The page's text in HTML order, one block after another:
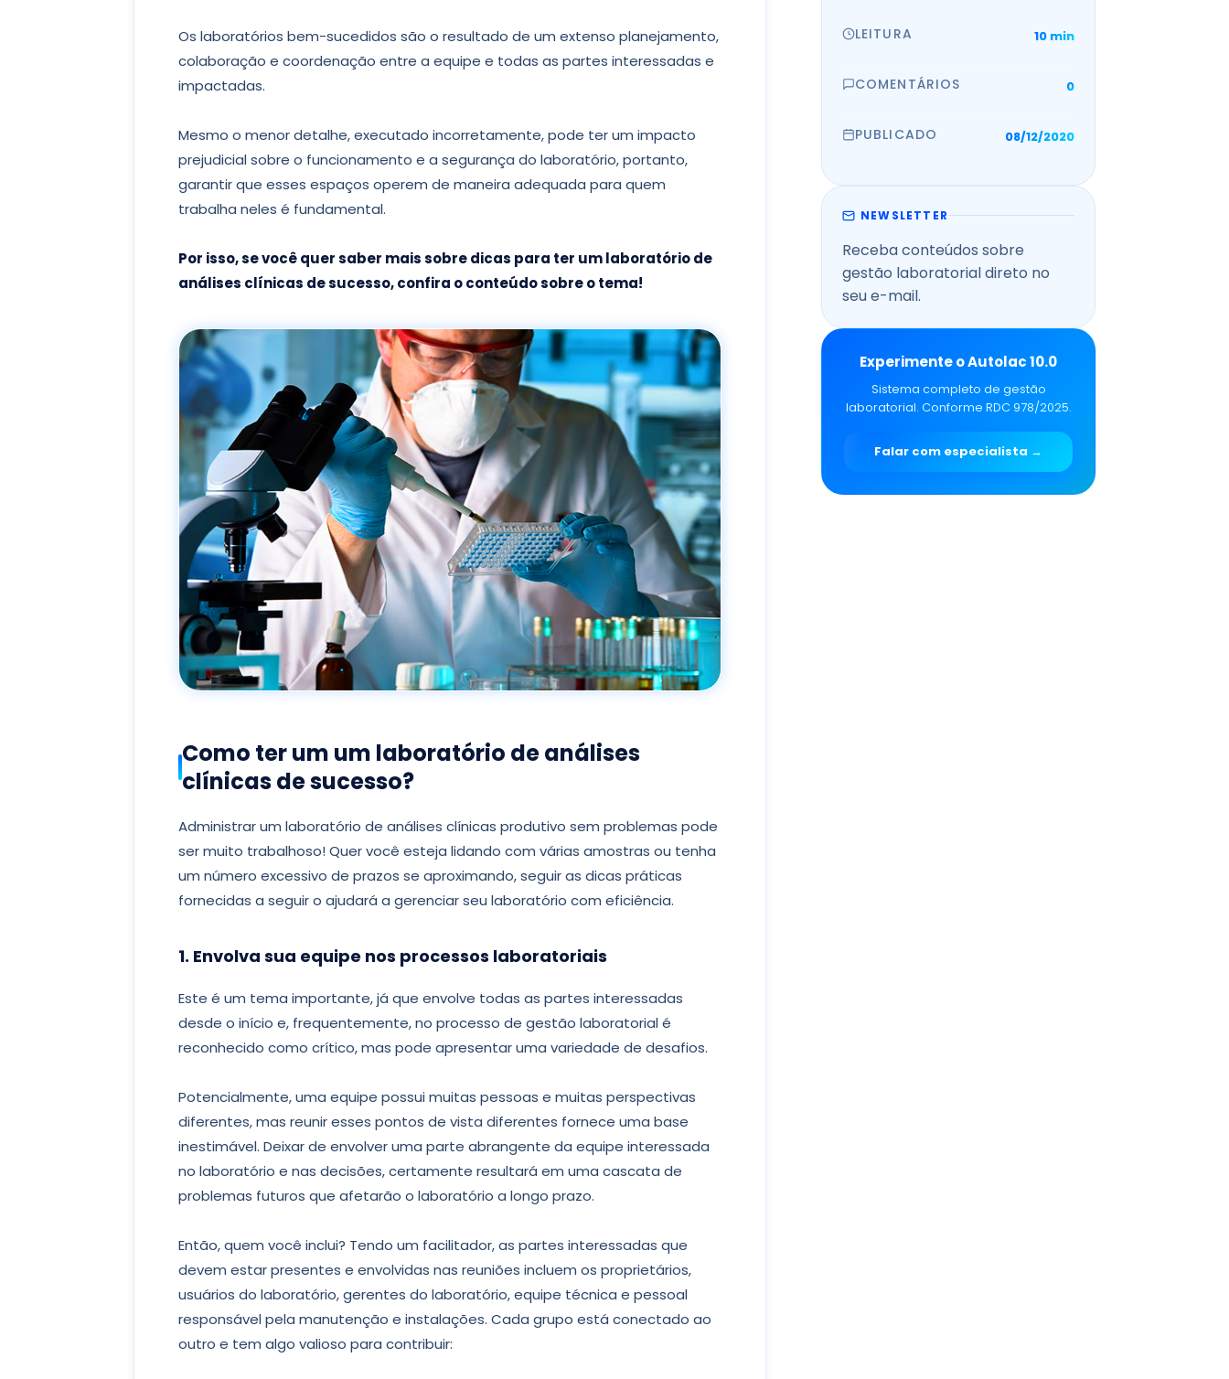
Os laboratórios bem-sucedidos são o resultado de um extenso planejamento,
colaboração e coordenação entre a equipe e todas as partes interessadas e
impactadas.
Mesmo o menor detalhe, executado incorretamente, pode ter um impacto
prejudicial sobre o funcionamento e a segurança do laboratório, portanto,
garantir que esses espaços operem de maneira adequada para quem
trabalha neles é fundamental.
Por isso, se você quer saber mais sobre dicas para ter um laboratório de
análises clínicas de sucesso, confira o conteúdo sobre o tema!
Como ter um um laboratório de análises
clínicas de sucesso?
Administrar um laboratório de análises clínicas produtivo sem problemas pode
ser muito trabalhoso! Quer você esteja lidando com várias amostras ou tenha
um número excessivo de prazos se aproximando, seguir as dicas práticas
fornecidas a seguir o ajudará a gerenciar seu laboratório com eficiência.
1. Envolva sua equipe nos processos laboratoriais
Este é um tema importante, já que envolve todas as partes interessadas
desde o início e, frequentemente, no processo de gestão laboratorial é
reconhecido como crítico, mas pode apresentar uma variedade de desafios.
Potencialmente, uma equipe possui muitas pessoas e muitas perspectivas
diferentes, mas reunir esses pontos de vista diferentes fornece uma base
inestimável. Deixar de envolver uma parte abrangente da equipe interessada
no laboratório e nas decisões, certamente resultará em uma cascata de
problemas futuros que afetarão o laboratório a longo prazo.
Então, quem você inclui? Tendo um facilitador, as partes interessadas que
devem estar presentes e envolvidas nas reuniões incluem os proprietários,
usuários do laboratório, gerentes do laboratório, equipe técnica e pessoal
responsável pela manutenção e instalações. Cada grupo está conectado ao
outro e tem algo valioso para contribuir:
LEITURA 10 min
COMENTÁRIOS 0
PUBLICADO 08/12/2020
NEWSLETTER
Receba conteúdos sobre
gestão laboratorial direto no
seu e-mail.
Experimente o Autolac 10.0
Sistema completo de gestão
laboratorial. Conforme RDC 978/2025.
Falar com especialista →